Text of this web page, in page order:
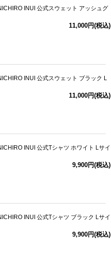
INUI 公式スウェット アッシュグ
11,000円(税込)
INUI 公式スウェット ブラック L
11,000円(税込)
INUI 公式Tシャツ ホワイト Lサイ
9,900円(税込)
INUI 公式Tシャツ ブラック Lサイ
9,900円(税込)